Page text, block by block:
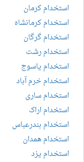
استخدام کرمان
استخدام کرمانشاه
استخدام گرگان
استخدام رشت
استخدام یاسوج
استخدام خرم آباد
استخدام ساری
استخدام اراک
استخدام بندرعباس
استخدام همدان
استخدام یزد